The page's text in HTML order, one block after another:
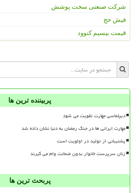
شرکت صنعتی سخت پوشش
فیش حج
قیمت بیسیم کنوود
پربیننده ترین ها
دیپلماسی مهارت تقویت می شود
مهارت ایرانی ها در جنگ رمضان به دنیا نشان داده شد
پشتیبانی از تولید در اولویت است
زنان سرپرست خانوار بدون ضمانت وام می گیرند
پربحث ترین ها